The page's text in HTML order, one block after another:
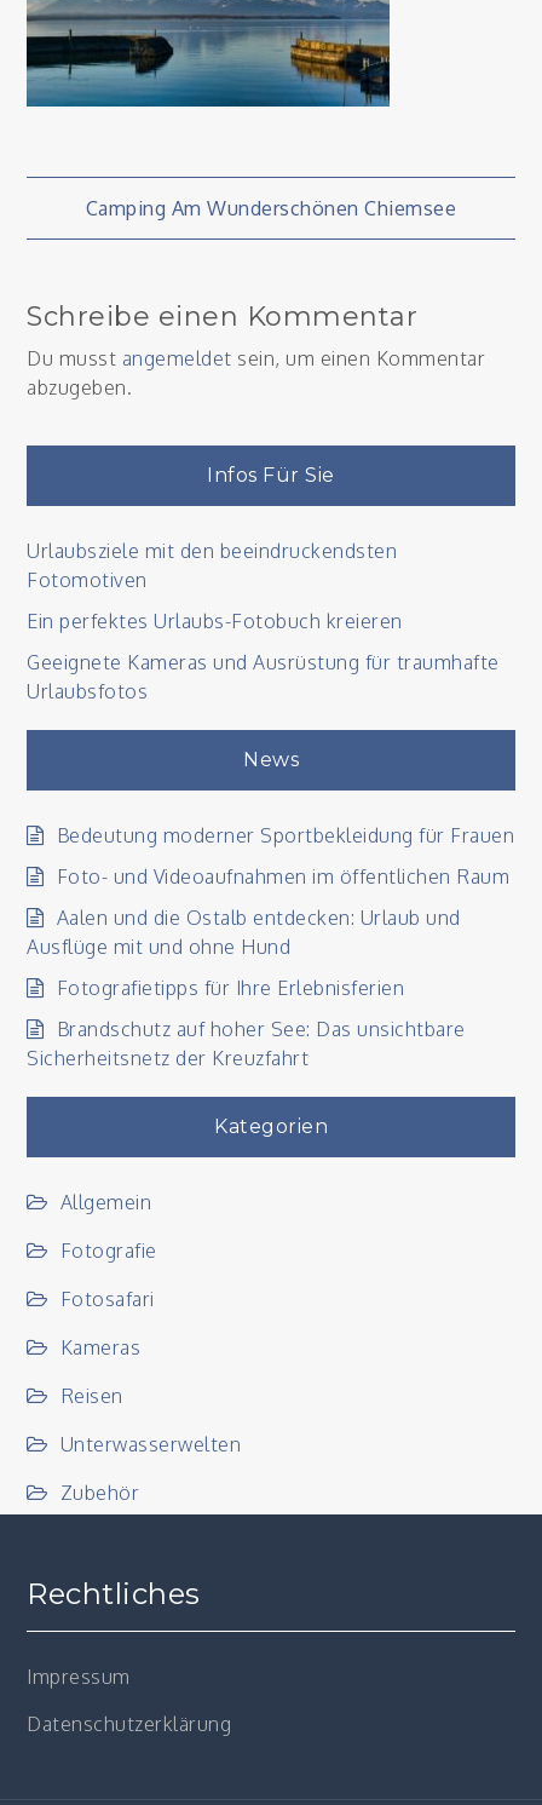
Beitragsnavigation
Camping Am Wunderschönen Chiemsee
Schreibe einen Kommentar
Du musst angemeldet sein, um einen Kommentar
abzugeben.
Infos Für Sie
Urlaubsziele mit den beeindruckendsten
Fotomotiven
Ein perfektes Urlaubs-Fotobuch kreieren
Geeignete Kameras und Ausrüstung für traumhafte
Urlaubsfotos
News
Bedeutung moderner Sportbekleidung für Frauen
Foto- und Videoaufnahmen im öffentlichen Raum
Aalen und die Ostalb entdecken: Urlaub und
Ausflüge mit und ohne Hund
Fotografietipps für Ihre Erlebnisferien
Brandschutz auf hoher See: Das unsichtbare
Sicherheitsnetz der Kreuzfahrt
Kategorien
Allgemein
Fotografie
Fotosafari
Kameras
Reisen
Unterwasserwelten
Zubehör
Rechtliches
Impressum
Datenschutzerklärung